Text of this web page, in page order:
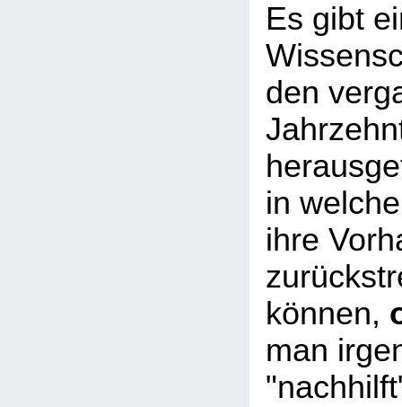
Es gibt
den
in
ihre
können,
man